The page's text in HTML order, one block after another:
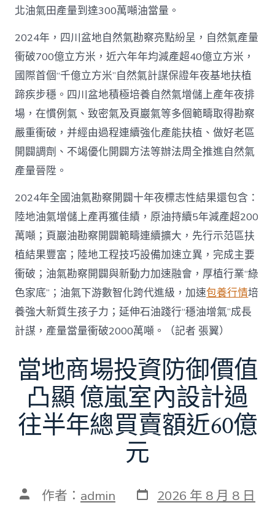
北油氣田產量到達300萬噸油當量。
2024年，四川盆地自然氣勘察亮點紛呈，自然氣產量
衝破700億立方米，近六年年均減產超40億立方米，
國際首個“千億立方米”自然氣計謀保證年夜基地扶植
蹄疾步穩。四川盆地積極培養自然氣增儲上產年夜排
場，在慣例氣、致密氣及頁巖氣等多個範疇取得勘察
嚴重衝破，并經由過程連續強化產能扶植、做好老區
開闢調劑、不竭優化開闢方法等辦法周全推進自然氣
產量晉陞。
2024年全國油氣勘察開闢十年夜標志性結果還包含：
陸地油氣增儲上產再獲佳績，原油持續5年減產超200
萬噸；頁巖油勘察開闢範疇連續擴大，先行示范區扶
植結果豐富；陸地工程技巧設備加速立異，完成主要
衝破；油氣勘察開闢與新動力加速融會，厚植行業“綠
色家底”；油氣下游數智化跨代進級，加速包養行情培
養強大新質生孩子力；延伸石油踐行“穩油增氣”成長
計謀，產量當量衝破2000萬噸。（記者 張翼）
當地商場投資防御價值
凸顯 億嵐室內設計過
往半年總買賣額近60億
元
文 作者： admin 發 2026 年 8 月 8 日